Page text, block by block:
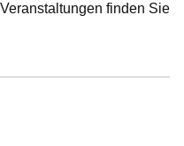
finden Sie